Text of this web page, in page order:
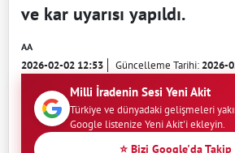
ve kar uyarısı yapıldı.
AA
2026-02-02 12:53 Güncelleme Tarihi:2026-
Milli İradenin Sesi Yeni Akit
Türkiye ve dünyadaki gelişmeleri
Google listenize Yeni Akit'i ekleyin.
⭐ Bizi Google'da Takip